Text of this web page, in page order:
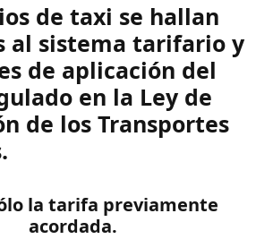
de taxi se hallan
al sistema tarifario y
de aplicación del
en la Ley de
de los Transportes
la tarifa previamente
acordada.